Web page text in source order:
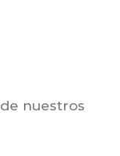
nuestros